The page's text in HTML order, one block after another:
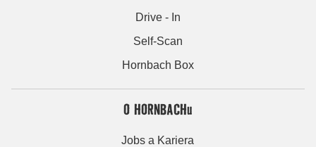
Drive - In
Self-Scan
Hornbach Box
O HORNBACHu
Jobs a Kariera